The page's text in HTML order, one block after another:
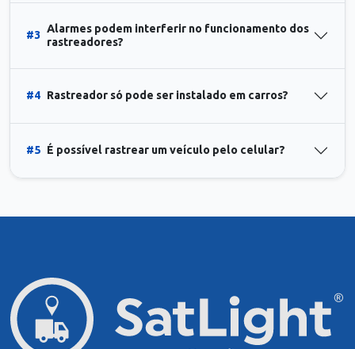
#3
Alarmes podem interferir no funcionamento dos
rastreadores?
#4 Rastreador só pode ser instalado em carros?
#5 É possível rastrear um veículo pelo celular?